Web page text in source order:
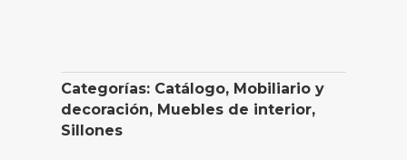
Categorías: Catálogo, Mobiliario y
decoración, Muebles de interior,
Sillones